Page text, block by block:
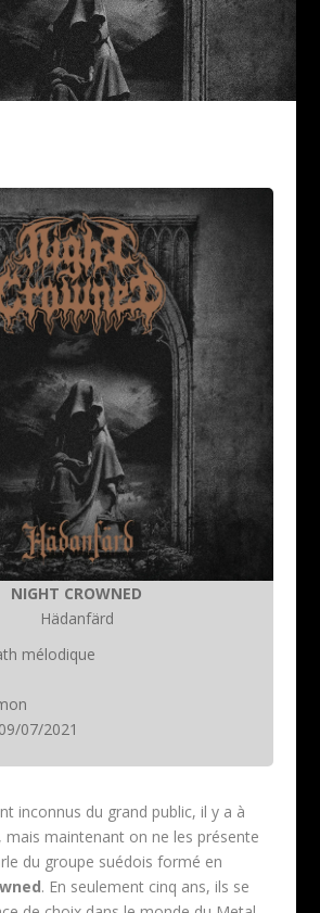
NIGHT CROWNED
Hädanfärd
mélodique
09/07/2021
inconnus du grand public, il y a à
mais maintenant on ne les présente
du groupe suédois formé en
. En seulement cinq ans, ils se